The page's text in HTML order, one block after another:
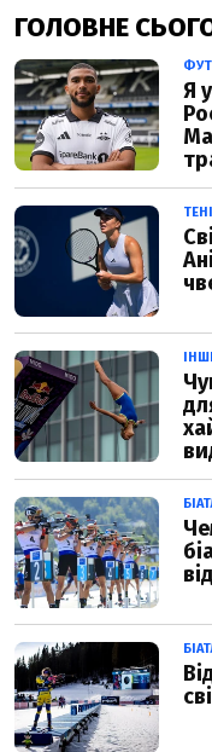
ГОЛОВНЕ
Я